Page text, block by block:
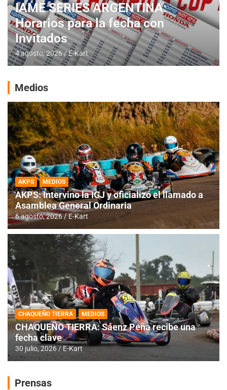
IAME SERIES ARGENTINA:
Horarios para la fecha con
Invitados
4 agosto, 2026 E-Kart
Medios
AKPS MEDIOS
AKPS: Intervino la IGJ y oficializó el llamado a
Asamblea General Ordinaria
6 agosto, 2026 E-Kart
CHAQUEÑO TIERRA MEDIOS
CHAQUEÑO TIERRA: Sáenz Peña recibe una
fecha clave
30 julio, 2026 E-Kart
Prensas